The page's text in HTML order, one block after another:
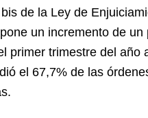
de la Ley de
un incremento de un
primer trimestre del año
el 67,7% de las